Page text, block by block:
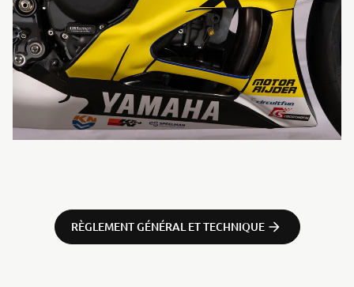
RÈGLEMENT GÉNÉRAL ET TECHNIQUE